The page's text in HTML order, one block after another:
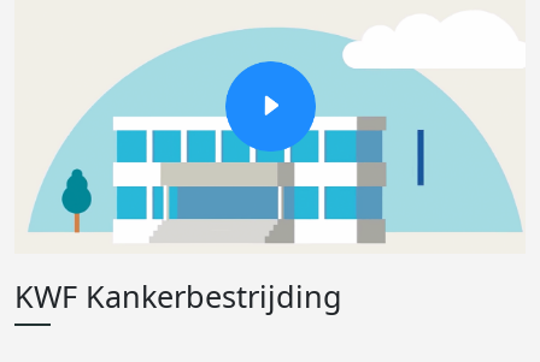
KWF Kankerbestrijding